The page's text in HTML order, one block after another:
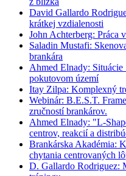
David Gallardo
krátkej vzdialenosti
John Achterberg: Práca
Saladin Mustafi:
brankára
Ahmed Elnady:
pokutovom území
Itay Zilpa: Komplexný
Webinár: B.E.S.T.
zručností brankárov.
Ahmed Elnady: "L-
centrov, reakcií a
Brankárska Akadémia:
chytania centrovaných
D. Gallardo Rodriguez: